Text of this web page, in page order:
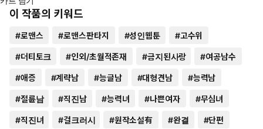
이 작품의 키워드
#로맨스 #로맨스판타지 #성인웹툰 #고수위
#더티토크 #인외/초월적존재 #금지된사랑 #여공남수
#애증 #계략남 #능글남 #대형견남 #능력남
#절륜남 #직진남 #능력녀 #나쁜여자 #무심녀
#직진녀 #걸크러시 #원작소설有 #완결 #단편